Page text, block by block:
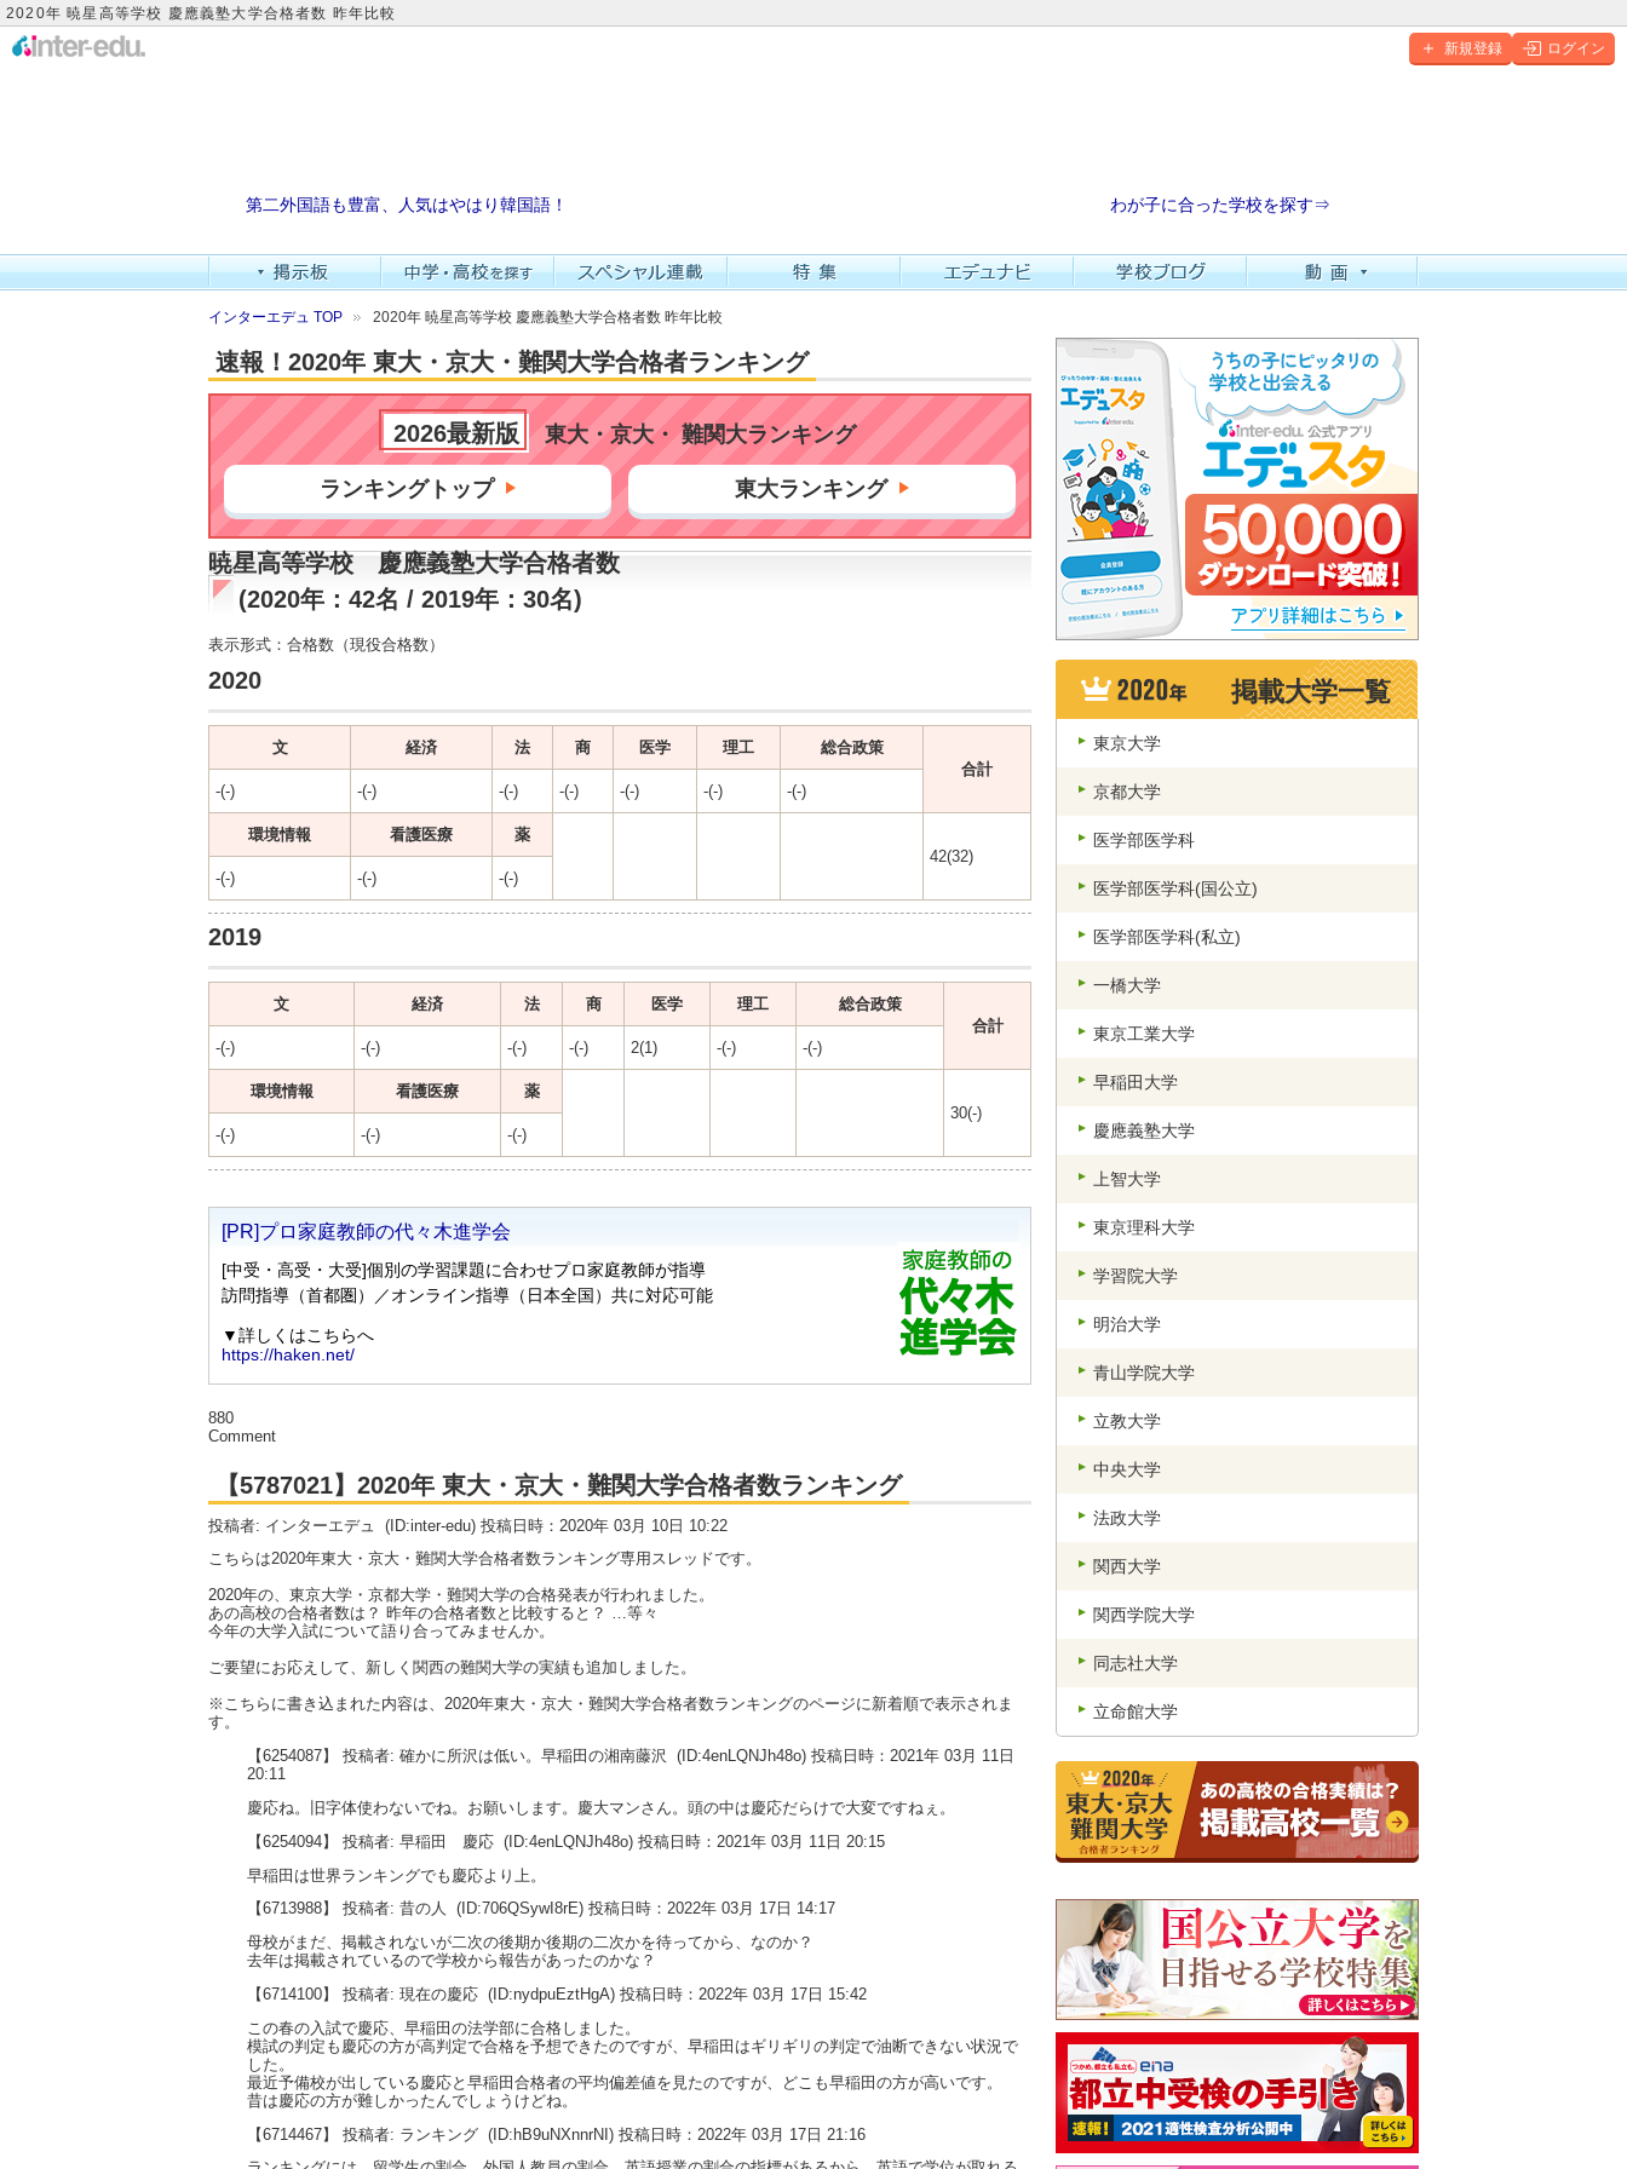
2020年 暁星高等学校 慶應義塾大学合格者数 昨年比較
新規登録 ログイン
第二外国語も豊富、人気はやはり韓国語！ わが子に合った学校を探す⇒
インターエデュ TOP 2020年 暁星高等学校 慶應義塾大学合格者数 昨年比較
速報！2020年 東大・京大・難関大学合格者ランキング
2026最新版 東大・京大・ 難関大ランキング
ランキングトップ 東大ランキング
暁星高等学校 慶應義塾大学合格者数
(2020年：42名 / 2019年：30名)
表示形式：合格数（現役合格数）
2020
文 経済 法 商 医学 理工
総合政策
合計
-(-)
-(-) -(-) -(-) -(-) -(-) -(-)
環境情報 看護医療
薬
42(32)
-(-)
-(-) -(-)
2019
文 経済 法 商 医学 理工
総合政策
合計
-(-)
-(-) -(-) -(-) 2(1) -(-) -(-)
環境情報 看護医療
薬
30(-)
-(-)
-(-) -(-)
880
Comment
【5787021】2020年 東大・京大・難関大学合格者数ランキング
投稿者: インターエデュ
(ID:inter-edu) 投稿日時：2020年 03月 10日 10:22
こちらは2020年東大・京大・難関大学合格者数ランキング専用スレッドです。
2020年の、東京大学・京都大学・難関大学の合格発表が行われました。
あの高校の合格者数は？ 昨年の合格者数と比較すると？ …等々
今年の大学入試について語り合ってみませんか。
ご要望にお応えして、新しく関西の難関大学の実績も追加しました。
※こちらに書き込まれた内容は、2020年東大・京大・難関大学合格者数ランキングのページに新着順で表示されま
す。
【6254087】 投稿者: 確かに所沢は低い。早稲田の湘南藤沢
(ID:4enLQNJh48o) 投稿日時：2021年 03月 11日
20:11
慶応ね。旧字体使わないでね。お願いします。慶大マンさん。頭の中は慶応だらけで大変ですねぇ。
【6254094】 投稿者: 早稲田 慶応 (ID:4enLQNJh48o) 投稿日時：2021年 03月 11日 20:15
早稲田は世界ランキングでも慶応より上。
【6713988】 投稿者: 昔の人
(ID:706QSywI8rE) 投稿日時：2022年 03月 17日 14:17
母校がまだ、掲載されないが二次の後期か後期の二次かを待ってから、なのか？
去年は掲載されているので学校から報告があったのかな？
【6714100】 投稿者: 現在の慶応 (ID:nydpuEztHgA) 投稿日時：2022年 03月 17日 15:42
この春の入試で慶応、早稲田の法学部に合格しました。
模試の判定も慶応の方が高判定で合格を予想できたのですが、早稲田はギリギリの判定で油断できない状況で
した。
最近予備校が出している慶応と早稲田合格者の平均偏差値を見たのですが、どこも早稲田の方が高いです。
昔は慶応の方が難しかったんでしょうけどね。
【6714467】 投稿者: ランキング (ID:hB9uNXnnrNI) 投稿日時：2022年 03月 17日 21:16
掲載大学一覧
東京大学
京都大学
医学部医学科
医学部医学科(国公立)
医学部医学科(私立)
一橋大学
東京工業大学
早稲田大学
慶應義塾大学
上智大学
東京理科大学
学習院大学
明治大学
青山学院大学
立教大学
中央大学
法政大学
関西大学
関西学院大学
同志社大学
立命館大学